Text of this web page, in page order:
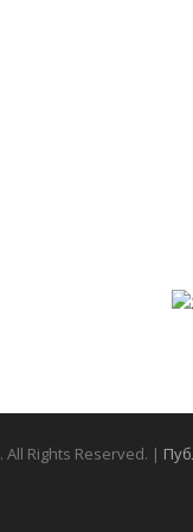
. All Rights Reserved. |